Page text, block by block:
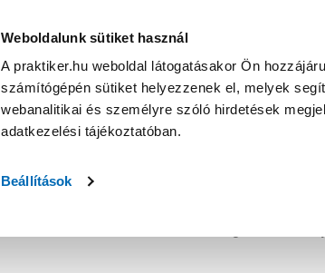
Weboldalunk sütiket használ
A praktiker.hu weboldal látogatásakor Ön
számítógépén sütiket helyezzenek el, melyek
webanalitikai és személyre szóló hirdetések
adatkezelési tájékoztatóban.
Beállítások